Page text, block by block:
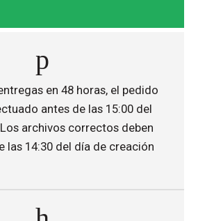
en 48 horas, el pedido
antes de las 15:00 del
archivos correctos deben
las 14:30 del día de creación